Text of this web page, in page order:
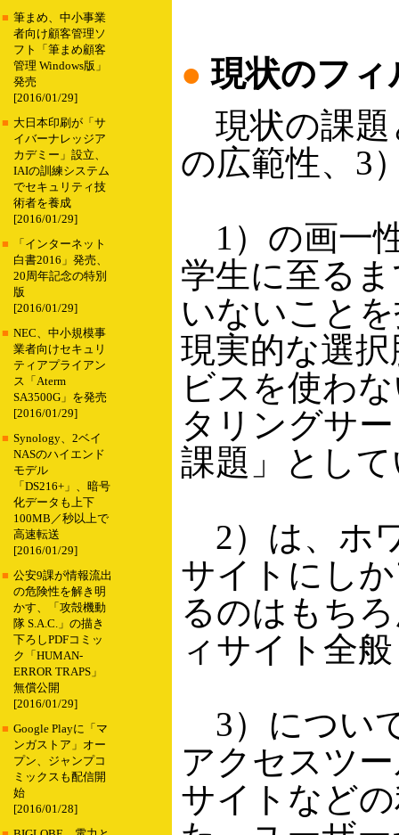
■ 筆まめ、中小事業
者向け顧客管理ソ
フト「筆まめ顧客
管理 Windows版」
発売
[2016/01/29]
■ 大日本印刷が「サ
イバーナレッジア
カデミー」設立、
IAIの訓練システム
でセキュリティ技
術者を養成
[2016/01/29]
■
「インターネット
白書2016」発売、
20周年記念の特別
版
[2016/01/29]
■ NEC、中小規模事
業者向けセキュリ
ティアプライアン
ス「Aterm
SA3500G」を発売
[2016/01/29]
■ Synology、2ベイ
NASのハイエンド
モデル
「DS216+」、暗号
化データも上下
100MB／秒以上で
高速転送
[2016/01/29]
■ 公安9課が情報流出
の危険性を解き明
かす、「攻殻機動
隊 S.A.C.」の描き
下ろしPDFコミッ
ク「HUMAN-
ERROR TRAPS」
無償公開
[2016/01/29]
■ Google Playに「マ
ンガストア」オー
プン、ジャンプコ
ミックスも配信開
始
[2016/01/28]
● 現状のフィ
現状の課題
の広範性、3
1）の画一
学生に至る
いないこと
現実的な選
ビスを使わ
タリングサ
課題」とし
2）は、ホ
サイトにし
るのはもち
ィサイト全
3）につい
アクセスツ
サイトなど